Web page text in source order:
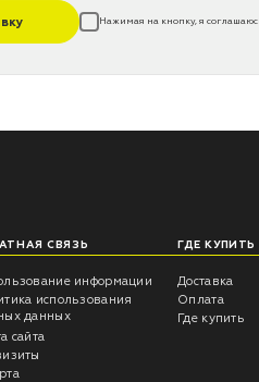
Нажимая на кнопку, я
СВЯЗЬ
информации
использования
данных
сайта
ГДЕ КУПИТЬ
Доставка
Оплата
Где купить